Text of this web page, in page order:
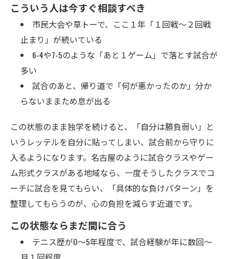
こういう人は今すぐ相談すべき
市民大会や草トーで、ここ１年「１回戦〜２回戦
止まり」が続いている
6-4や7-5のような「あと１ゲーム」で落とす試合が
多い
試合のあと、帰り道で「何が悪かったのか」分か
らないままため息が出る
この状態のまま独学を続けると、「自分は勝負弱い」と
いうレッテルを自分に貼ってしまい、試合前から守りに
入るようになります。名古屋のように試合クラスやゲー
ム形式クラスがある地域なら、一度そうしたクラスでコ
ーチに試合を見てもらい、「具体的な負けパターン」を
整理してもらうのが、心の負担を減らす近道です。
この状態ならまだ間に合う
テニス歴が0〜5年程度で、試合経験が年に数回〜